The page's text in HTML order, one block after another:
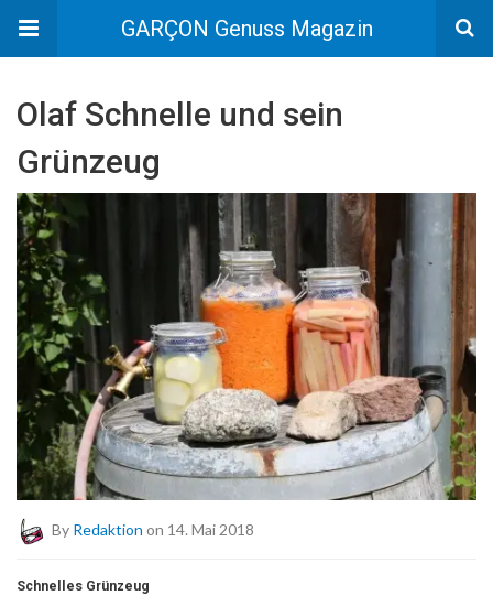
GARÇON Genuss Magazin
Olaf Schnelle und sein
Grünzeug
By Redaktion on 14. Mai 2018
Schnelles Grünzeug